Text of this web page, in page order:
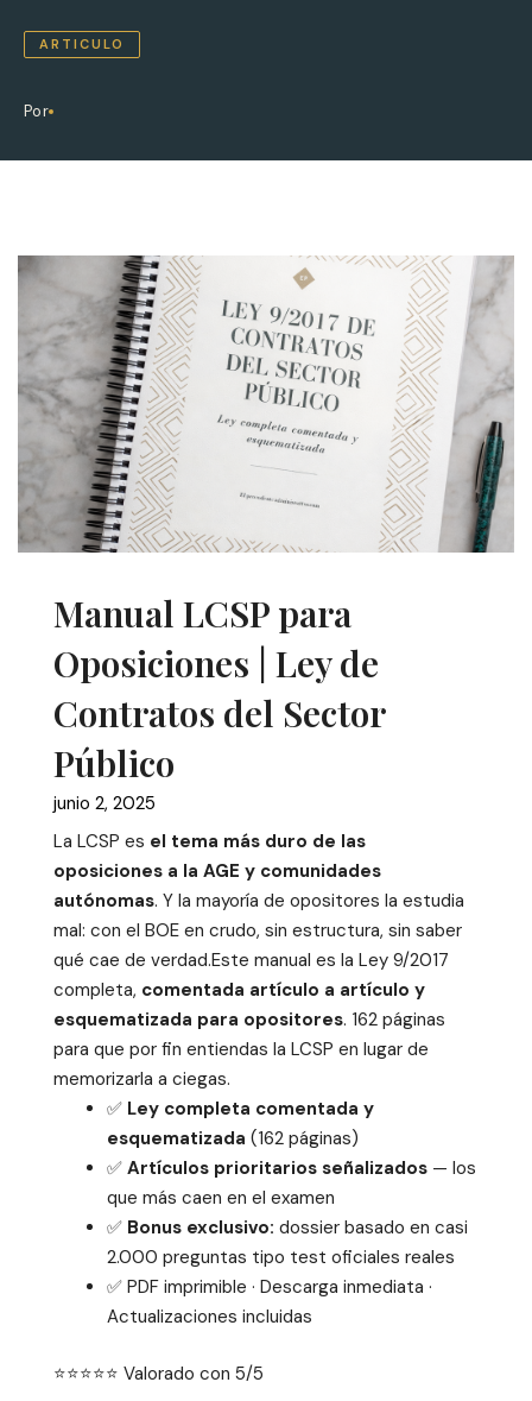
ARTICULO
Por
Manual LCSP para
Oposiciones | Ley de
Contratos del Sector
Público
junio 2, 2025
La LCSP es el tema más duro de las
oposiciones a la AGE y comunidades
autónomas. Y la mayoría de opositores la estudia
mal: con el BOE en crudo, sin estructura, sin saber
qué cae de verdad.Este manual es la Ley 9/2017
completa, comentada artículo a artículo y
esquematizada para opositores. 162 páginas
para que por fin entiendas la LCSP en lugar de
memorizarla a ciegas.
✅ Ley completa comentada y
esquematizada (162 páginas)
✅ Artículos prioritarios señalizados — los
que más caen en el examen
✅ Bonus exclusivo: dossier basado en casi
2.000 preguntas tipo test oficiales reales
✅ PDF imprimible · Descarga inmediata ·
Actualizaciones incluidas
⭐⭐⭐⭐⭐ Valorado con 5/5